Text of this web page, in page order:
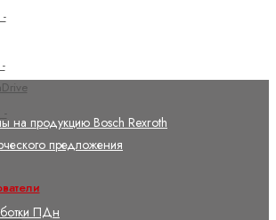
-
на продукцию Bosch Rexroth
предложения
ПДн